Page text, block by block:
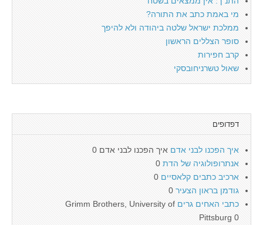
מי באמת כתב את התורה?
ממלכת ישראל שלטה ביהודה ולא להיפך
סופר הצללים הראשון
קרב חפירות
שאול טשרניחובסקי
דפדופים
איך הפכנו לבני אדם איך הפכנו לבני אדם 0
אנתרופולוגיה של הדת
ארכיב כתבים קלאסיים
גודמן בראון הצעיר
כתבי האחים גרים Grimm Brothers, University of
Pittsburg 0